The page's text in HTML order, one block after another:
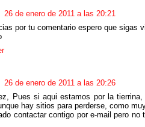
26 de enero de 2011 a las 20:21
por tu comentario espero que sigas
26 de enero de 2011 a las 20:26
Pues si aqui estamos por la
hay sitios para perderse, como
contactar contigo por e-mail pero